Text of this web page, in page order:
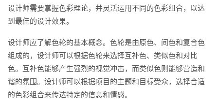
设计师需要掌握色彩理论，并灵活运用不同的色彩组合，以达
到最佳的设计效果。
设计师应了解色轮的基本概念。色轮是由原色、间色和复合色
组成的，设计师可以根据色轮来选择互补色、类似色和对比
色。互补色能够产生强烈的视觉冲击，而类似色则能够营造和
谐的氛围。设计师可以根据项目的主题和目标受众，选择合适
的色彩组合来传达特定的信息和情感。